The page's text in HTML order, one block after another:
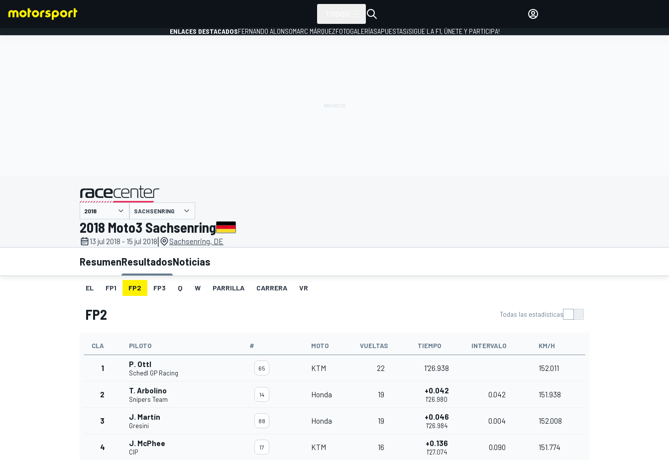
INDYCAR WRC
ENLACES DESTACADOSFERNANDO ALONSOMARC MÁRQUEZFOTOGALERÍASAPUESTAS¡SIGUE LA F1, ÚNETE Y PARTICIPA!
presentado por
SACHSENRING
2018 Moto3 Sachsenring
13 jul 2018 - 15 jul 2018| Sachsenring, DE
ResumenResultadosNoticias
EL FP1 FP2 FP3 Q W PARRILLA CARRERA VR
FP2 Todas las estadísticas
CLA PILOTO # MOTO VUELTAS TIEMPO INTERVALO KM/H
1 P. Ottl
Schedl GP Racing
65 KTM 22 1'26.938 152.011
2 T. Arbolino
Snipers Team
14 Honda 19 +0.042
1'26.980
0.042 151.938
3 J. Martín
Gresini
88 Honda 19 +0.046
1'26.984
0.004 152.008
4 J. McPhee
CIP
17 KTM 16 +0.136
1'27.074
0.090 151.774